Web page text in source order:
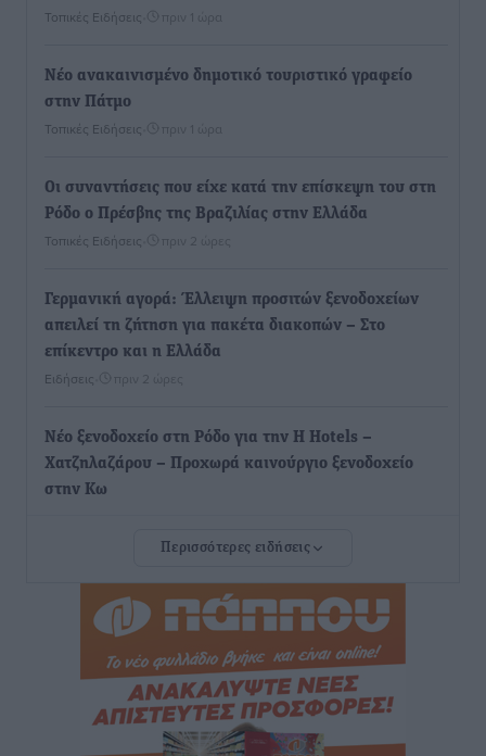
Τοπικές Ειδήσεις πριν 1 ώρα
Νέο ανακαινισμένο δημοτικό τουριστικό γραφείο
στην Πάτμο
Τοπικές Ειδήσεις πριν 1 ώρα
Οι συναντήσεις που είχε κατά την επίσκεψη του στη
Ρόδο ο Πρέσβης της Βραζιλίας στην Ελλάδα
Τοπικές Ειδήσεις πριν 2 ώρες
Γερμανική αγορά: Έλλειψη προσιτών ξενοδοχείων
απειλεί τη ζήτηση για πακέτα διακοπών – Στο
επίκεντρο και η Ελλάδα
Ειδήσεις πριν 2 ώρες
Νέο ξενοδοχείο στη Ρόδο για την H Hotels –
Χατζηλαζάρου – Προχωρά καινούργιο ξενοδοχείο
στην Κω
Μαστιχάρι – Αναποδογύρισε όχημα με μητέρα και
5χρονο παιδί
Τοπικές Ειδήσεις• πριν 3 ώρες
“Η Ευρώπη αντιμετώπιζε το προσφυγικό σαν ταινία
τρόμου” – Η συγκλονιστική μαρτυρία της Χαρούλας
Περισσότερες ειδήσεις